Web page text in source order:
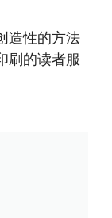
造性的方法
刷的读者服